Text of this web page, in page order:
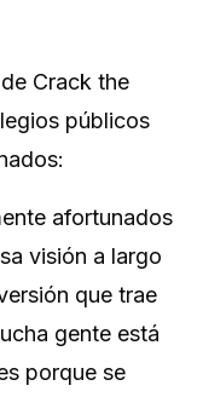
Crack the
públicos
afortunados
visión a largo
que trae
gente está
porque se